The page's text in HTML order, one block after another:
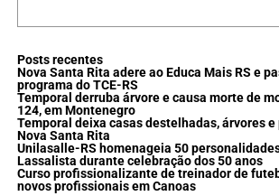
Posts recentes
Nova Santa Rita adere ao Educa Mais RS e
programa do TCE-RS
Temporal derruba árvore e causa morte de
124, em Montenegro
Temporal deixa casas destelhadas, árvores
Nova Santa Rita
Unilasalle-RS homenageia 50
Lassalista durante celebração dos 50 anos
Curso profissionalizante de treinador de
novos profissionais em Canoas